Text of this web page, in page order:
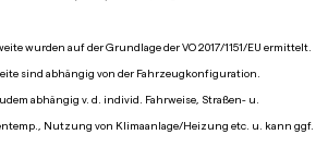
wurden auf der Grundlage der VO 2017/1151/EU ermittelt.
sind abhängig von der Fahrzeugkonfiguration.
abhängig v. d. individ. Fahrweise, Straßen- u.
Nutzung von Klimaanlage/Heizung etc. u. kann ggf.